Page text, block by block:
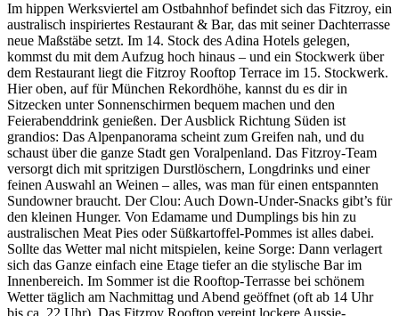
Im hippen Werksviertel am Ostbahnhof befindet sich das Fitzroy, ein
australisch inspiriertes Restaurant & Bar, das mit seiner Dachterrasse
neue Maßstäbe setzt. Im 14. Stock des Adina Hotels gelegen,
kommst du mit dem Aufzug hoch hinaus – und ein Stockwerk über
dem Restaurant liegt die Fitzroy Rooftop Terrace im 15. Stockwerk.
Hier oben, auf für München Rekordhöhe, kannst du es dir in
Sitzecken unter Sonnenschirmen bequem machen und den
Feierabenddrink genießen. Der Ausblick Richtung Süden ist
grandios: Das Alpenpanorama scheint zum Greifen nah, und du
schaust über die ganze Stadt gen Voralpenland. Das Fitzroy-Team
versorgt dich mit spritzigen Durstlöschern, Longdrinks und einer
feinen Auswahl an Weinen – alles, was man für einen entspannten
Sundowner braucht. Der Clou: Auch Down-Under-Snacks gibt’s für
den kleinen Hunger. Von Edamame und Dumplings bis hin zu
australischen Meat Pies oder Süßkartoffel-Pommes ist alles dabei.
Sollte das Wetter mal nicht mitspielen, keine Sorge: Dann verlagert
sich das Ganze einfach eine Etage tiefer an die stylische Bar im
Innenbereich. Im Sommer ist die Rooftop-Terrasse bei schönem
Wetter täglich am Nachmittag und Abend geöffnet (oft ab 14 Uhr